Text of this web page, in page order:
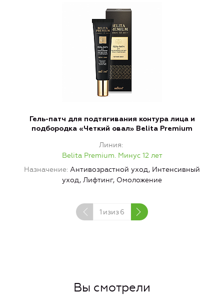
Гель-патч для подтягивания контура лица и
подбородка «Четкий овал» Belita Premium
Линия
Belita Premium. Минус 12 лет
Назначение Антивозрастной уход, Интенсивный
уход, Лифтинг, Омоложение
1 изиз6
Вы смотрели